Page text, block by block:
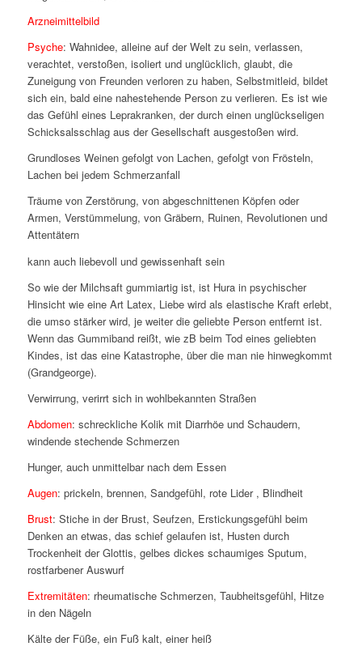
Arzneimittelbild
Psyche: Wahnidee, alleine auf der Welt zu sein, verlassen,
verachtet, verstoßen, isoliert und unglücklich, glaubt, die
Zuneigung von Freunden verloren zu haben, Selbstmitleid, bildet
sich ein, bald eine nahestehende Person zu verlieren. Es ist wie
das Gefühl eines Leprakranken, der durch einen unglückseligen
Schicksalsschlag aus der Gesellschaft ausgestoßen wird.
Grundloses Weinen gefolgt von Lachen, gefolgt von Frösteln,
Lachen bei jedem Schmerzanfall
Träume von Zerstörung, von abgeschnittenen Köpfen oder
Armen, Verstümmelung, von Gräbern, Ruinen, Revolutionen und
Attentätern
kann auch liebevoll und gewissenhaft sein
So wie der Milchsaft gummiartig ist, ist Hura in psychischer
Hinsicht wie eine Art Latex, Liebe wird als elastische Kraft erlebt,
die umso stärker wird, je weiter die geliebte Person entfernt ist.
Wenn das Gummiband reißt, wie zB beim Tod eines geliebten
Kindes, ist das eine Katastrophe, über die man nie hinwegkommt
(Grandgeorge).
Verwirrung, verirrt sich in wohlbekannten Straßen
Abdomen: schreckliche Kolik mit Diarrhöe und Schaudern,
windende stechende Schmerzen
Hunger, auch unmittelbar nach dem Essen
Augen: prickeln, brennen, Sandgefühl, rote Lider , Blindheit
Brust: Stiche in der Brust, Seufzen, Erstickungsgefühl beim
Denken an etwas, das schief gelaufen ist, Husten durch
Trockenheit der Glottis, gelbes dickes schaumiges Sputum,
rostfarbener Auswurf
Extremitäten: rheumatische Schmerzen, Taubheitsgefühl, Hitze
in den Nägeln
Kälte der Füße, ein Fuß kalt, einer heiß